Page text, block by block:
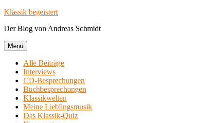
Zum
springen
Klassik begeistert
Der Blog von Andreas Schmidt
Menü
Alle Beiträge
Interviews
CD-Besprechungen
Buchbesprechungen
Klassikwelten
Meine Lieblingsmusik
Das Klassik-Quiz